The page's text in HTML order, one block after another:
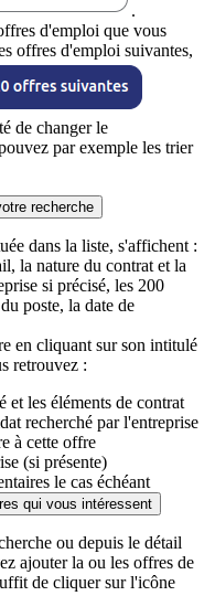
.
d'emploi que vous
offres d'emploi suivantes,
de changer le
par exemple les trier
recherche
dans la liste, s'affichent :
la nature du contrat et la
si précisé, les 200
poste, la date de
en cliquant sur son intitulé
retrouvez :
et les éléments de contrat
recherché par l'entreprise
à cette offre
(si présente)
le cas échéant
qui vous intéressent
ou depuis le détail
ajouter la ou les offres de
de cliquer sur l'icône